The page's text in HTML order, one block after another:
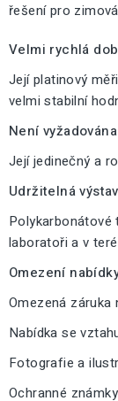
řešení pro
Velmi rychlá
Její platinový
velmi stabilní
Není
Její jedinečný a
Udržitelná
laboratoři a v
Omezení
Omezená záruka
Nabídka se
Fotografie a
Ochranné